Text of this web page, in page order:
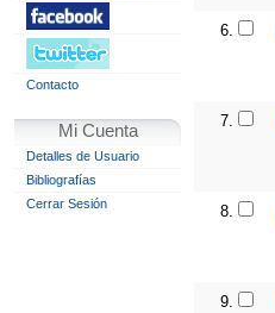
Contacto
Mi Cuenta
Detalles de Usuario
Bibliografías
Cerrar Sesión
6.
7.
8.
9.